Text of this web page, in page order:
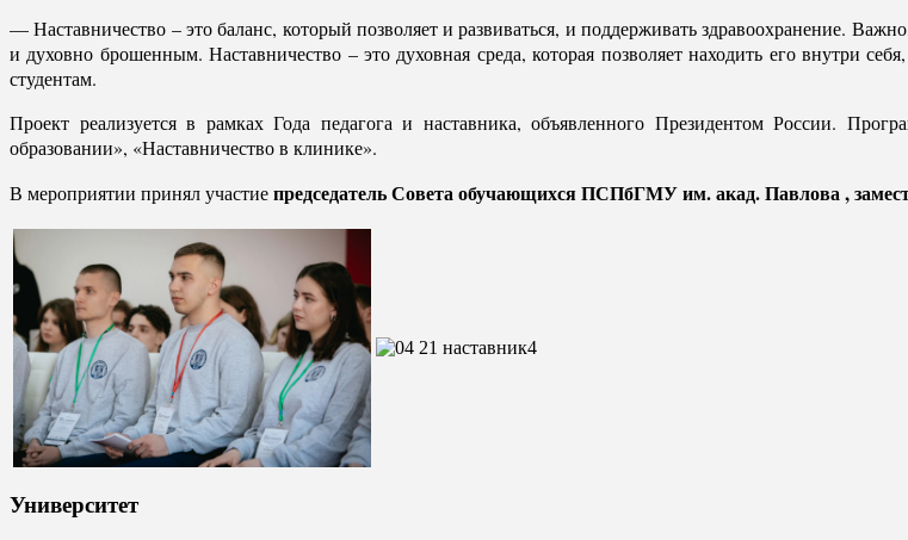
— Наставничество – это баланс, который позволяет и развиваться, и поддерживать здравоохранение.
и духовно брошенным. Наставничество – это духовная среда, которая позволяет находить его внутри
студентам.
Проект реализуется в рамках Года педагога и наставника, объявленного Президентом России.
образовании», «Наставничество в клинике».
В мероприятии принял участиепредседатель Совета обучающихся ПСПбГМУ им. акад. Павлова ,
Университет